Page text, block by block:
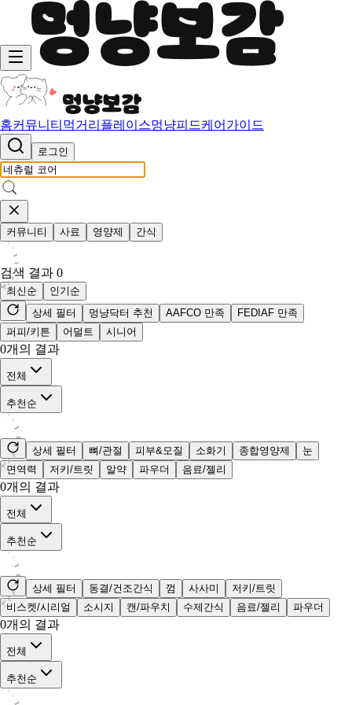
홈커뮤니티 먹거리 플레이스멍냥피드케어가이드
로그인
커뮤니티 사료 영양제 간식
검색 결과 0
최신순
인기순
상세 필터
멍냥닥터 추천 AAFCO 만족
FEDIAF 만족
퍼피/키튼
어덜트 시니어
0개의 결과
전체
추천순
상세 필터 뼈/관절 피부&모질 소화기 종합영양제
눈
면역력
저키/트릿 알약 파우더 음료/젤리
0개의 결과
전체
추천순
상세 필터 동결/건조간식 껌 사사미
저키/트릿
비스켓/시리얼
소시지 캔/파우치 수제간식 음료/젤리 파우더
0개의 결과
전체
추천순